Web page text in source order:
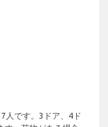
人です。3ドア、4ド